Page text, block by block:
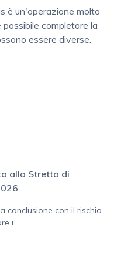
è un'operazione molto
possibile completare la
essere diverse.
allo Stretto di
conclusione con il rischio
i...